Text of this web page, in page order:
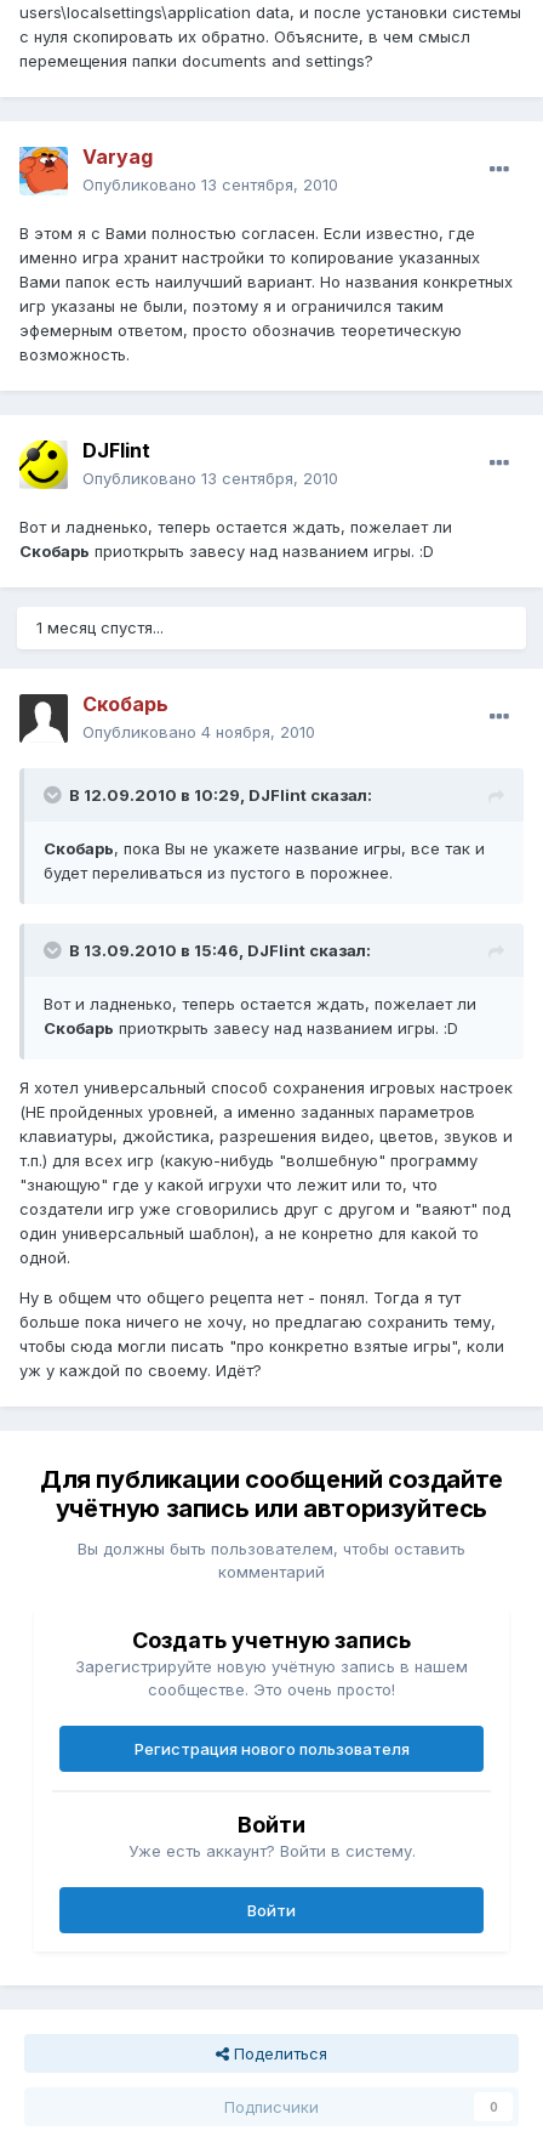
users\localsettings\application data, и после установки системы
с нуля скопировать их обратно. Объясните, в чем смысл
перемещения папки documents and settings?
Varyag
Опубликовано 13 сентября, 2010
В этом я с Вами полностью согласен. Если известно, где
именно игра хранит настройки то копирование указанных
Вами папок есть наилучший вариант. Но названия конкретных
игр указаны не были, поэтому я и ограничился таким
эфемерным ответом, просто обозначив теоретическую
возможность.
DJFlint
Опубликовано 13 сентября, 2010
Вот и ладненько, теперь остается ждать, пожелает ли
Скобарь приоткрыть завесу над названием игры. :D
1 месяц спустя...
Скобарь
Опубликовано 4 ноября, 2010
В 12.09.2010 в 10:29, DJFlint сказал:
Скобарь, пока Вы не укажете название игры, все так и
будет переливаться из пустого в порожнее.
В 13.09.2010 в 15:46, DJFlint сказал:
Вот и ладненько, теперь остается ждать, пожелает ли
Скобарь приоткрыть завесу над названием игры. :D
Я хотел универсальный способ сохранения игровых настроек
(НЕ пройденных уровней, а именно заданных параметров
клавиатуры, джойстика, разрешения видео, цветов, звуков и
т.п.) для всех игр (какую-нибудь "волшебную" программу
"знающую" где у какой игрухи что лежит или то, что
создатели игр уже сговорились друг с другом и "ваяют" под
один универсальный шаблон), а не конретно для какой то
одной.
Ну в общем что общего рецепта нет - понял. Тогда я тут
больше пока ничего не хочу, но предлагаю сохранить тему,
чтобы сюда могли писать "про конкретно взятые игры", коли
уж у каждой по своему. Идёт?
Для публикации сообщений создайте
учётную запись или авторизуйтесь
Вы должны быть пользователем, чтобы оставить
комментарий
Создать учетную запись
Зарегистрируйте новую учётную запись в нашем
сообществе. Это очень просто!
Регистрация нового пользователя
Войти
Уже есть аккаунт? Войти в систему.
Войти
Поделиться
Подписчики 0